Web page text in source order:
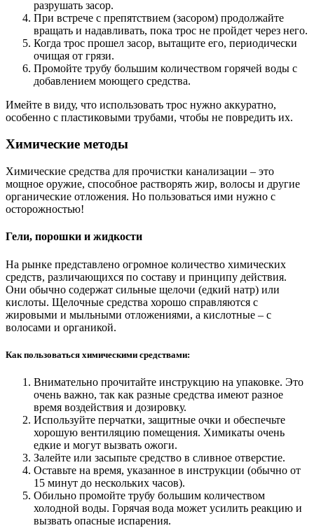
разрушать засор.
При встрече с препятствием (засором) продолжайте
вращать и надавливать, пока трос не пройдет через него.
Когда трос прошел засор, вытащите его, периодически
очищая от грязи.
Промойте трубу большим количеством горячей воды с
добавлением моющего средства.
Имейте в виду, что использовать трос нужно аккуратно,
особенно с пластиковыми трубами, чтобы не повредить их.
Химические методы
Химические средства для прочистки канализации – это
мощное оружие, способное растворять жир, волосы и другие
органические отложения. Но пользоваться ими нужно с
осторожностью!
Гели, порошки и жидкости
На рынке представлено огромное количество химических
средств, различающихся по составу и принципу действия.
Они обычно содержат сильные щелочи (едкий натр) или
кислоты. Щелочные средства хорошо справляются с
жировыми и мыльными отложениями, а кислотные – с
волосами и органикой.
Как пользоваться химическими средствами:
Внимательно прочитайте инструкцию на упаковке. Это
очень важно, так как разные средства имеют разное
время воздействия и дозировку.
Используйте перчатки, защитные очки и обеспечьте
хорошую вентиляцию помещения. Химикаты очень
едкие и могут вызвать ожоги.
Залейте или засыпьте средство в сливное отверстие.
Оставьте на время, указанное в инструкции (обычно от
15 минут до нескольких часов).
Обильно промойте трубу большим количеством
холодной воды. Горячая вода может усилить реакцию и
вызвать опасные испарения.